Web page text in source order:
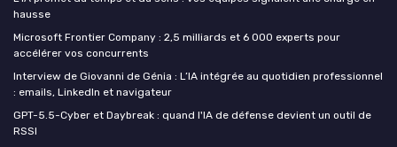
hausse
Microsoft Frontier Company : 2,5 milliards et 6 000 experts pour
accélérer vos concurrents
Interview de Giovanni de Génia : L’IA intégrée au quotidien professionnel
: emails, LinkedIn et navigateur
GPT-5.5-Cyber et Daybreak : quand l'IA de défense devient un outil de
RSSI